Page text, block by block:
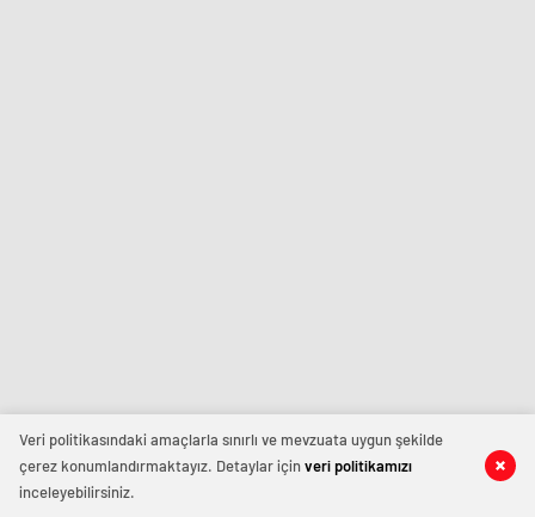
Veri politikasındaki amaçlarla sınırlı ve mevzuata uygun şekilde
çerez konumlandırmaktayız. Detaylar içinveri politikamızı
inceleyebilirsiniz.